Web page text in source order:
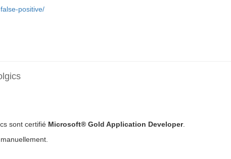
positive/
sont certifié Microsoft® Gold Application Developer.